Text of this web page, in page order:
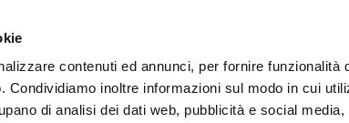
contenuti ed annunci, per fornire funzionalità
Condividiamo inoltre informazioni sul modo in cui
di analisi dei dati web, pubblicità e social media,